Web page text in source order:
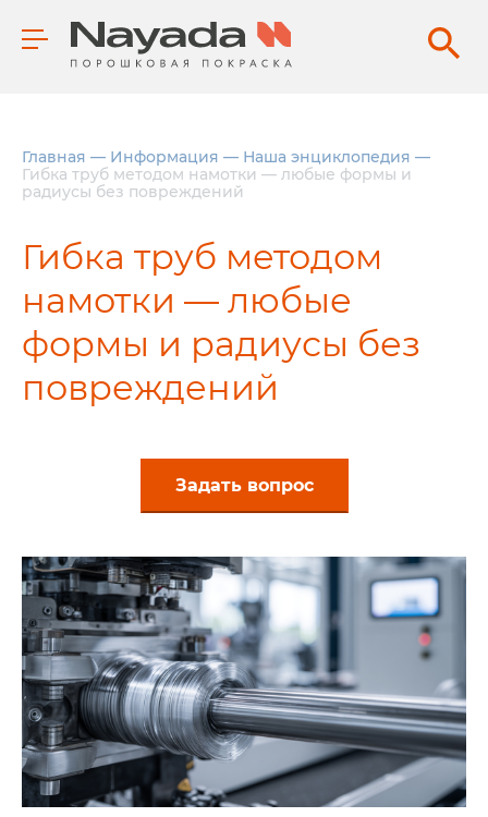
Главная — Информация — Наша энциклопедия —
Гибка труб методом намотки — любые формы и
радиусы без повреждений
Гибка труб методом
намотки — любые
формы и радиусы без
повреждений
Задать вопрос